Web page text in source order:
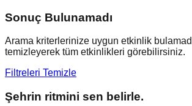
Sonuç Bulunamadı
Arama kriterlerinize uygun etkinlik
temizleyerek tüm etkinlikleri görebilirsiniz.
Filtreleri Temizle
Şehrin ritmini sen belirle.